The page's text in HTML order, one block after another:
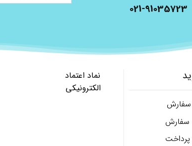
021-91035723
09123456789
سفارش
سفارش
نماد اعتماد
الکترونیکی